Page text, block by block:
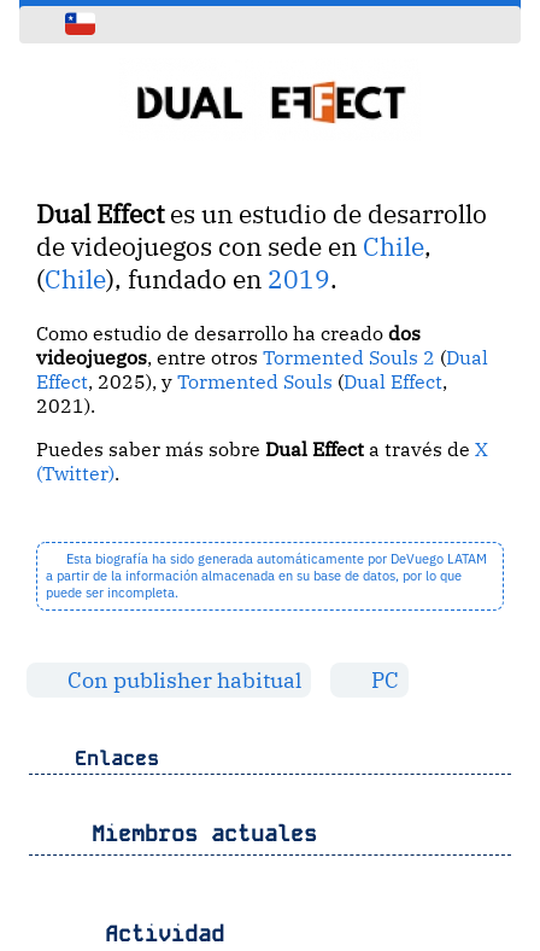
Dual Effectes un estudio de desarrollo
de videojuegos con sede en Chile,
(Chile), fundado en 2019.
Como estudio de desarrollo ha creadodos
videojuegos, entre otrosTormented Souls 2 (Dual
Effect, 2025), yTormented Souls (Dual Effect,
2021).
Puedes saber más sobreDual Effect a través deX
(Twitter).
Esta biografía ha sido generada automáticamente por DeVuego LATAM
a partir de la información almacenada en su base de datos, por lo que
puede ser incompleta.
Con publisher habitual PC
Enlaces
Miembros actuales
Actividad